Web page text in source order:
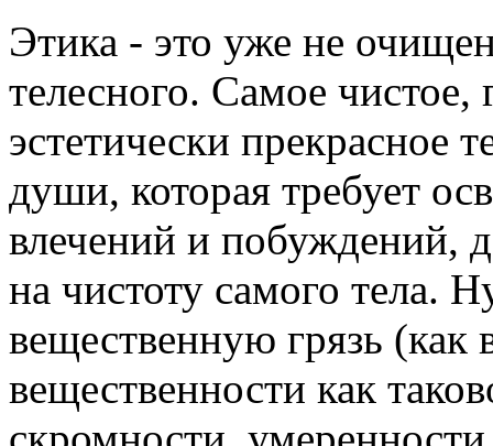
Этика - это уже не
телесного. Самое чистое,
эстетически прекрасное
души, которая требует
влечений и побуждений,
на чистоту самого тела.
вещественную грязь (как
вещественности как